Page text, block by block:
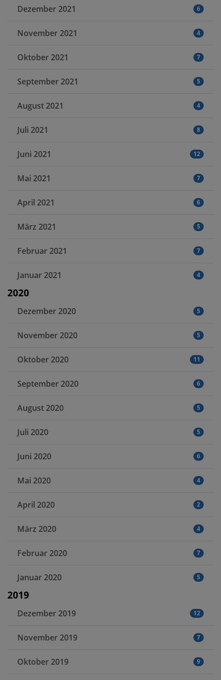
Dezember 2021 6
November 2021 4
Oktober 2021 7
September 2021 5
August 2021 4
Juli 2021 8
Juni 2021 12
Mai 2021 7
April 2021 6
März 2021 5
Februar 2021 7
Januar 2021 4
2020
Dezember 2020 5
November 2020 5
Oktober 2020 11
September 2020 6
August 2020 5
Juli 2020 5
Juni 2020 6
Mai 2020 4
April 2020 2
März 2020 4
Februar 2020 7
Januar 2020 5
2019
Dezember 2019 12
November 2019 7
Oktober 2019 9